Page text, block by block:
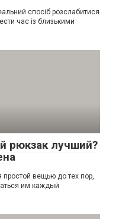
спосіб розслабитися
час із близькими
рюкзак лучший?
вещью до тех пор,
им каждый